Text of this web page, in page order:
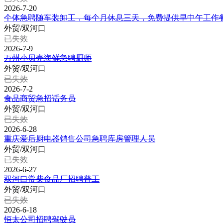
2026-7-20
个体急聘随车装卸工，每个月休息三天，免费提供早中午工作
外贸/双河口
已失效
2026-7-9
万州小贝壳海鲜急聘厨师
外贸/双河口
已失效
2026-7-2
食品商贸急招话务员
外贸/双河口
已失效
2026-6-28
重庆爱后厨电器销售公司急聘库房管理人员
外贸/双河口
已失效
2026-6-27
双河口常柴食品厂招聘普工
外贸/双河口
已失效
2026-6-18
恒太公司招聘驾驶员